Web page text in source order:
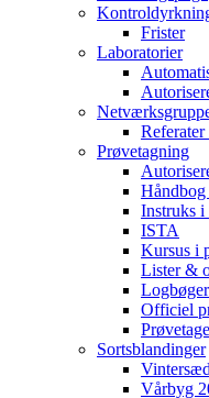
Frister
Laboratorier
Prøvetagning
Instruks i
ISTA
Kursus i
Lister &
Officiel
Sortsblandinger
Vårbyg